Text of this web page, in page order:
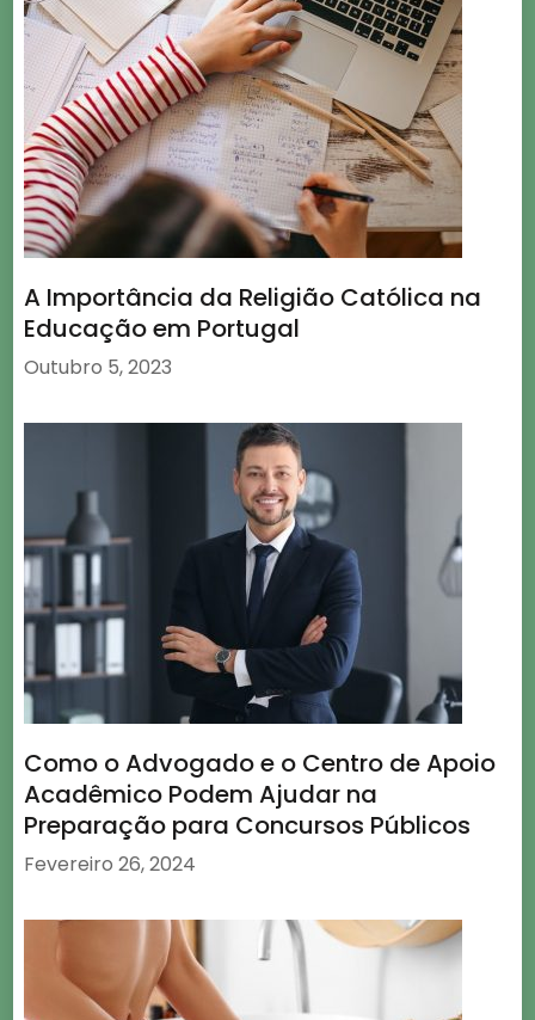
A Importância da Religião Católica na
Educação em Portugal
Outubro 5, 2023
Como o Advogado e o Centro de Apoio
Acadêmico Podem Ajudar na
Preparação para Concursos Públicos
Fevereiro 26, 2024